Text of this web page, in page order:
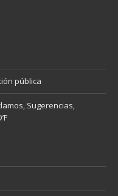
pública
Sugerencias,